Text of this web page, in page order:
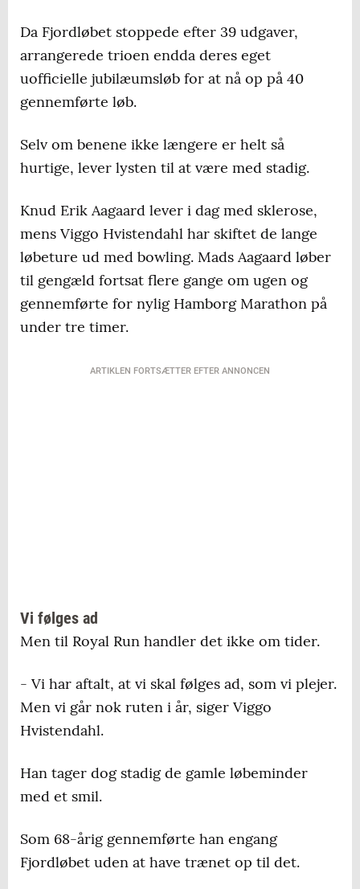
Da Fjordløbet stoppede efter 39 udgaver,
arrangerede trioen endda deres eget
uofficielle jubilæumsløb for at nå op på 40
gennemførte løb.
Selv om benene ikke længere er helt så
hurtige, lever lysten til at være med stadig.
Knud Erik Aagaard lever i dag med sklerose,
mens Viggo Hvistendahl har skiftet de lange
løbeture ud med bowling. Mads Aagaard løber
til gengæld fortsat flere gange om ugen og
gennemførte for nylig Hamborg Marathon på
under tre timer.
ARTIKLEN FORTSÆTTER EFTER ANNONCEN
Vi følges ad
Men til Royal Run handler det ikke om tider.
- Vi har aftalt, at vi skal følges ad, som vi plejer.
Men vi går nok ruten i år, siger Viggo
Hvistendahl.
Han tager dog stadig de gamle løbeminder
med et smil.
Som 68-årig gennemførte han engang
Fjordløbet uden at have trænet op til det.